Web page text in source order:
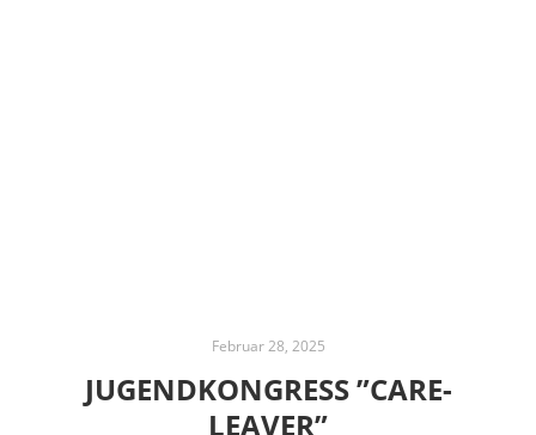
Februar 28, 2025
JUGENDKONGRESS ”CARE-
LEAVER”